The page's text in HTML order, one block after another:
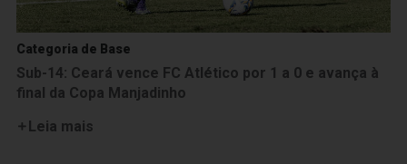
Categoria de Base
Sub-14: Ceará vence FC Atlético por 1 a 0 e avança à
final da Copa Manjadinho
Leia mais